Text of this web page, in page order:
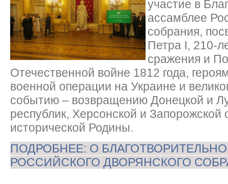
участие в
ассамблее
собрания,
Петра I, 210-
сражения и
Отечественной войне 1812 года,
военной операции на Украине и
событию – возвращению Донецкой и
республик, Херсонской и Запорожской
исторической Родины.
ПОДРОБНЕЕ: О
РОССИЙСКОГО ДВОРЯНСКОГО